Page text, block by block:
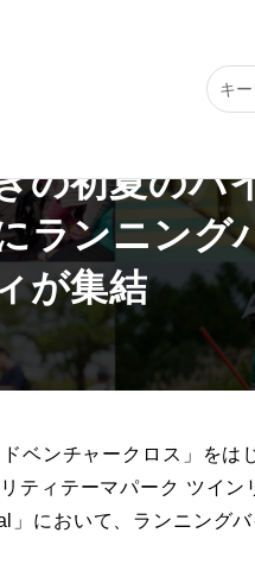
クもてぎの初夏のバイクフェス
の初夏のバ
ランニング
が集結
ベンチャークロス」を
ティテーマパーク ツイ
において、ランニング